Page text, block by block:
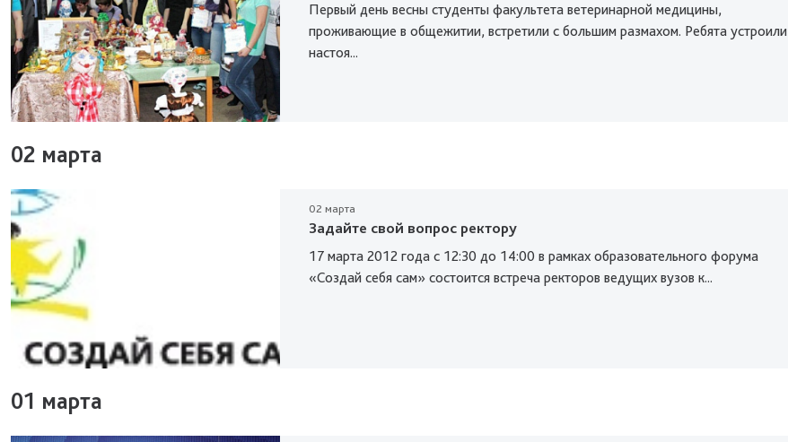
Первый день весны студенты факультета ветеринарной медицины,
проживающие в общежитии, встретили с большим размахом. Ребята устроили
настоя...
02 марта
02 марта
Задайте свой вопрос ректору
17 марта 2012 года с 12:30 до 14:00 в рамках образовательного форума
«Создай себя сам» состоится встреча ректоров ведущих вузов к...
01 марта